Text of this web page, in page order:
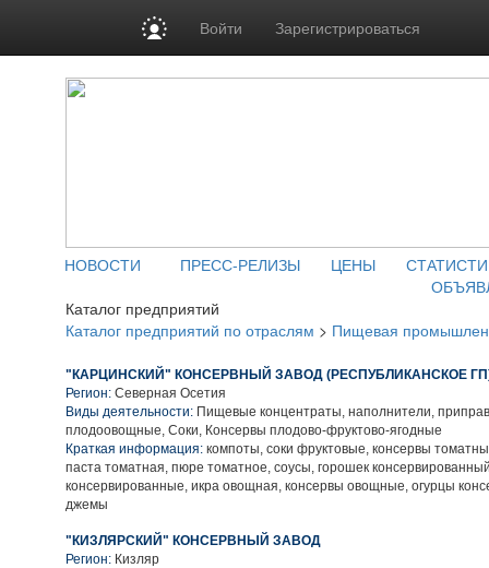
Войти Зарегистрироваться
НОВОСТИ ПРЕСС-РЕЛИЗЫ ЦЕНЫ
Каталог предприятий
Каталог предприятий по отраслям > Пищевая
"КАРЦИНСКИЙ" КОНСЕРВНЫЙ ЗАВОД (РЕСПУБЛИКАНСКОЕ
Регион: Северная Осетия
Виды деятельности: Пищевые концентраты, наполнители,
плодоовощные, Соки, Консервы плодово-фруктово-ягодные
Краткая информация: компоты, соки фруктовые, консервы
паста томатная, пюре томатное, соусы, горошек
консервированные, икра овощная, консервы овощные, огурцы
джемы
"КИЗЛЯРСКИЙ" КОНСЕРВНЫЙ ЗАВОД
Регион: Кизляр